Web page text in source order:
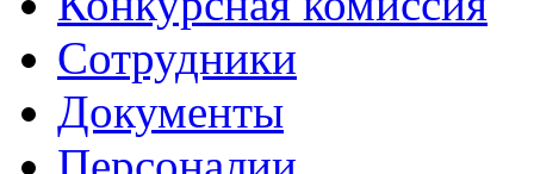
Сотрудники
Документы